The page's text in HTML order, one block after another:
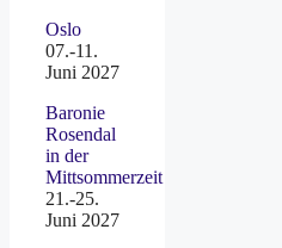
Oslo
07.-11.
Juni 2027
Baronie
Rosendal
in der
Mittsommerzeit
21.-25.
Juni 2027